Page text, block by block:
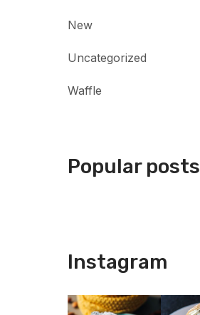
New
Uncategorized
Waffle
Popular posts
Instagram